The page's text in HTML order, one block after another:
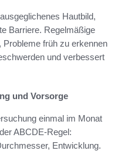
Hautbild,
Barriere. Regelmäßige
Probleme früh zu erkennen
und verbessert
und Vorsorge
einmal im Monat
ABCDE-Regel:
Entwicklung.